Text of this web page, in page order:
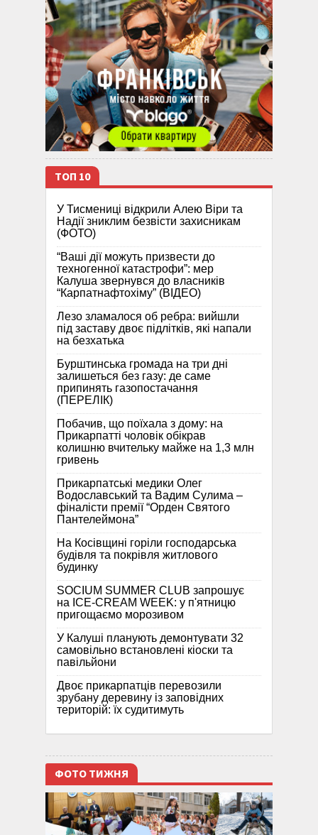
ТОП 10
У Тисмениці відкрили Алею Віри та
Надії зниклим безвісти захисникам
(ФОТО)
“Ваші дії можуть призвести до
техногенної катастрофи”: мер
Калуша звернувся до власників
“Карпатнафтохіму” (ВІДЕО)
Лезо зламалося об ребра: вийшли
під заставу двоє підлітків, які напали
на безхатька
Бурштинська громада на три дні
залишеться без газу: де саме
припинять газопостачання
(ПЕРЕЛІК)
Побачив, що поїхала з дому: на
Прикарпатті чоловік обікрав
колишню вчительку майже на 1,3 млн
гривень
Прикарпатські медики Олег
Водославський та Вадим Сулима –
фіналісти премії “Орден Святого
Пантелеймона”
На Косівщині горіли господарська
будівля та покрівля житлового
будинку
SOCIUM SUMMER CLUB запрошує
на ICE-CREAM WEEK: у п'ятницю
пригощаємо морозивом
У Калуші планують демонтувати 32
самовільно встановлені кіоски та
павільйони
Двоє прикарпатців перевозили
зрубану деревину із заповідних
територій: їх судитимуть
ФОТО ТИЖНЯ